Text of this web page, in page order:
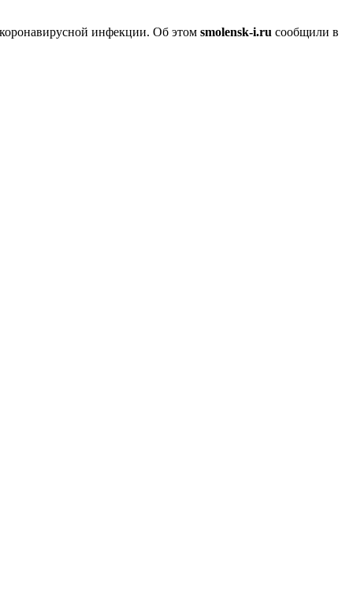
инфекции. Об этом smolensk-i.ru сообщили в